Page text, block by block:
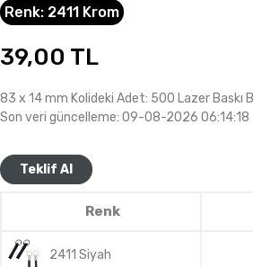
Renk: 2411 Krom
39,00 TL
83 x 14 mm Kolideki Adet: 500 Lazer Baskı
Son veri güncelleme: 09-08-2026 06:14:18
Teklif Al
Renk
2411 Siyah